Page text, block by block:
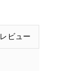
レビュー